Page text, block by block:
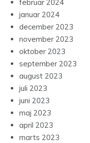
februar 2024
januar 2024
december 2023
november 2023
oktober 2023
september 2023
august 2023
juli 2023
juni 2023
maj 2023
april 2023
marts 2023